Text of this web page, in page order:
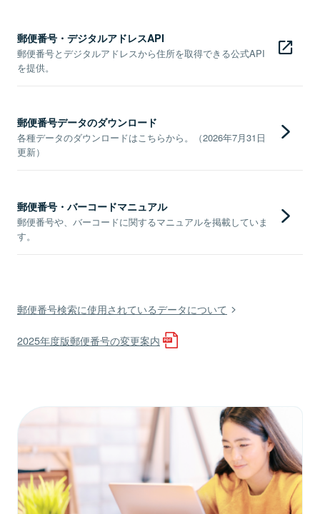
郵便番号・デジタルアドレスAPI
郵便番号とデジタルアドレスから住所を取得できる公式API
を提供。
郵便番号データのダウンロード
各種データのダウンロードはこちらから。（2026年7月31日
更新）
郵便番号・バーコードマニュアル
郵便番号や、バーコードに関するマニュアルを掲載していま
す。
郵便番号検索に使用されているデータについて
2025年度版郵便番号の変更案内